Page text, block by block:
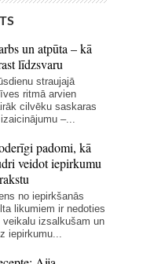
un atpūta – kā
līdzsvaru
straujajā
ritmā arvien
cilvēku saskaras
–...
padomi, kā
veidot iepirkumu
no iepirkšanās
likumiem ir nedoties
veikalu izsalkušam un
iepirkumu...